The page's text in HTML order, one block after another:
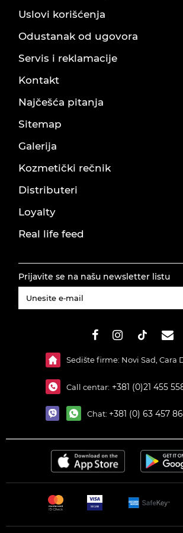
Uslovi korišćenja
Odustanak od ugovora
Servis i reklamacije
Kontakt
Najčešća pitanja
Sitemap
Galerija
Kozmetički rečnik
Distributeri
Loyalty
Real life feed
Prijavite se na našu newsletter listu
Sedište firme: Novi Sad, Cara
Call centar: +381 (0)21 455
Chat: +381 (0) 63 457